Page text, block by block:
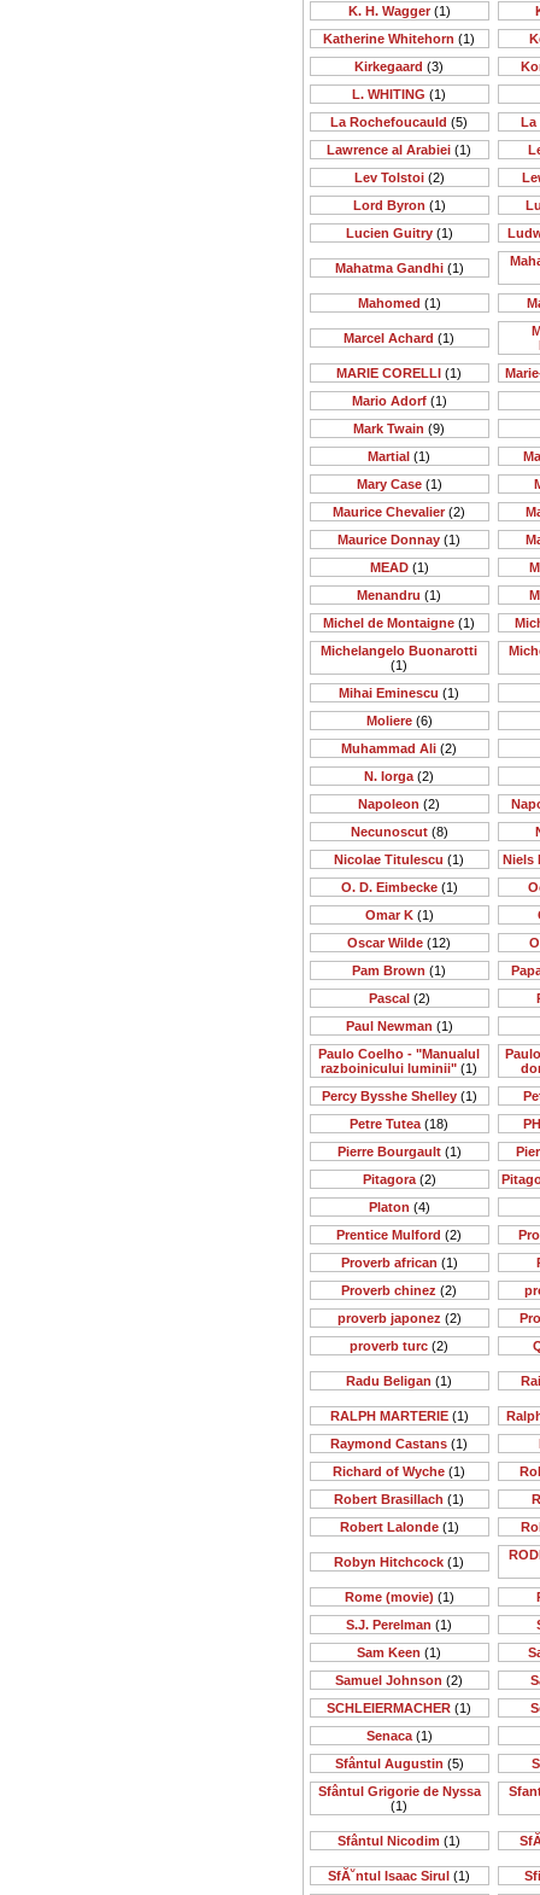
K. H. Wagger(1)
Katherine Whitehorn (1)
Kirkegaard (3)
L. WHITING (1)
La Rochefoucauld (5)
La
Lawrence al Arabiei (1)
Lev Tolstoi(2)
Lord Byron (1)
Lucien Guitry(1)
Mahatma Gandhi(1)
Mahomed (1)
Marcel Achard (1)
MARIE CORELLI (1)
Mario Adorf(1)
Mark Twain (9)
Martial (1)
Mary Case(1)
Maurice Chevalier (2)
Maurice Donnay (1)
MEAD(1)
Menandru (1)
Michel de Montaigne (1)
Michelangelo Buonarotti
(1)
Mihai Eminescu (1)
Moliere(6)
Muhammad Ali (2)
N. Iorga (2)
Napoleon (2)
Necunoscut(8)
Nicolae Titulescu (1)
Niels
O. D. Eimbecke(1)
Omar K(1)
Oscar Wilde (12)
Pam Brown (1)
Pascal(2)
Paul Newman (1)
Paulo Coelho - "Manualul
razboinicului luminii" (1)
Percy Bysshe Shelley(1)
Petre Tutea (18)
Pierre Bourgault(1)
Pitagora(2)
Platon (4)
Prentice Mulford (2)
Proverb african (1)
Proverb chinez (2)
proverb japonez (2)
proverb turc (2)
Radu Beligan (1)
RALPH MARTERIE(1)
Raymond Castans (1)
Richard of Wyche (1)
Robert Brasillach (1)
Robert Lalonde(1)
Robyn Hitchcock (1)
Rome (movie) (1)
S.J. Perelman (1)
Sam Keen (1)
Samuel Johnson (2)
SCHLEIERMACHER (1)
Senaca(1)
Sfântul Augustin (5)
Sfântul Grigorie de Nyssa
(1)
Sfântul Nicodim (1)
SfĂ˘ntul Isaac Sirul (1)